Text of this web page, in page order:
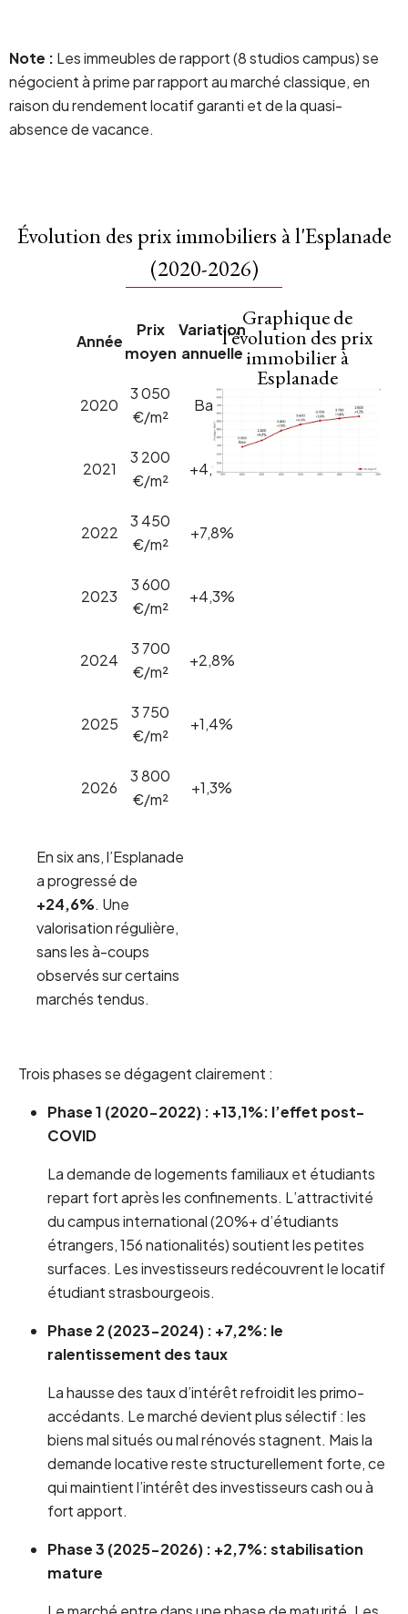
Note : Les immeubles de rapport (8 studios campus) se
négocient à prime par rapport au marché classique, en
raison du rendement locatif garanti et de la quasi-
absence de vacance.
Évolution des prix immobiliers à l'Esplanade
(2020-2026)
Année
Prix
moyen
Variation
annuelle
2020
3 050
€/m²
Base
2021
3 200
€/m²
+4,9%
2022
3 450
€/m²
+7,8%
2023
3 600
€/m²
+4,3%
2024
3 700
€/m²
+2,8%
2025
3 750
€/m²
+1,4%
2026
3 800
€/m²
+1,3%
En six ans, l’Esplanade
a progressé de
+24,6%. Une
valorisation régulière,
sans les à-coups
observés sur certains
marchés tendus.
Graphique de
l'évolution des prix
immobilier à
Esplanade
Trois phases se dégagent clairement :
Phase 1 (2020-2022) : +13,1%: l’effet post-
COVID
La demande de logements familiaux et étudiants
repart fort après les confinements. L’attractivité
du campus international (20%+ d’étudiants
étrangers, 156 nationalités) soutient les petites
surfaces. Les investisseurs redécouvrent le locatif
étudiant strasbourgeois.
Phase 2 (2023-2024) : +7,2%: le
ralentissement des taux
La hausse des taux d’intérêt refroidit les primo-
accédants. Le marché devient plus sélectif : les
biens mal situés ou mal rénovés stagnent. Mais la
demande locative reste structurellement forte, ce
qui maintient l’intérêt des investisseurs cash ou à
fort apport.
Phase 3 (2025-2026) : +2,7%: stabilisation
mature